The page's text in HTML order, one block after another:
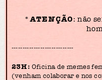
*ATENÇÃO: não
----------------------------
23H: Oficina de memes
(venham colaborar e nos